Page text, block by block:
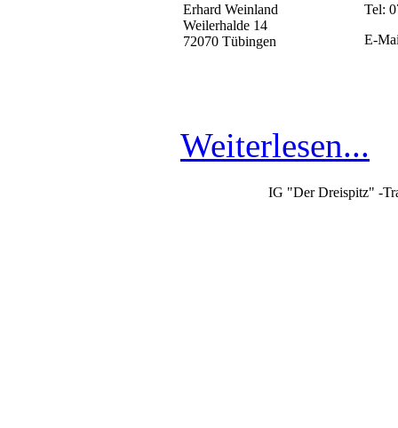
Erhard Weinland
Weilerhalde 14
72070 Tübingen
Tel:
E-
Weiterlesen...
IG "Der Dreispitz" -